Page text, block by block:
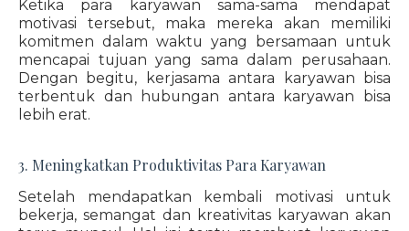
Ketika para karyawan sama-sama mendapat
motivasi tersebut, maka mereka akan memiliki
komitmen dalam waktu yang bersamaan untuk
mencapai tujuan yang sama dalam perusahaan.
Dengan begitu, kerjasama antara karyawan bisa
terbentuk dan hubungan antara karyawan bisa
lebih erat.
3. Meningkatkan Produktivitas Para Karyawan
Setelah mendapatkan kembali motivasi untuk
bekerja, semangat dan kreativitas karyawan akan